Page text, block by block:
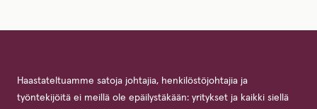
Haastateltuamme satoja johtajia, henkilöstöjohtajia ja
työntekijöitä ei meillä ole epäilystäkään: yritykset ja kaikki siellä